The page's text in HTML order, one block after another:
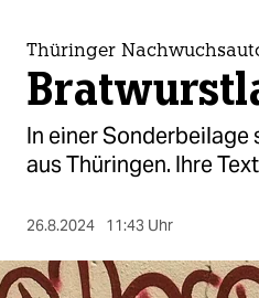
Thüringer
In einer Sonderbeilage
aus Thüringen. Ihre
26.8.2024 11:43 Uhr